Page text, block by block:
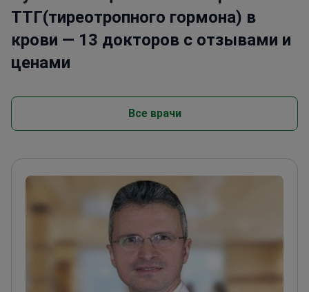
ТТГ(тиреотропного гормона) в
крови — 13 докторов с отзывами и
ценами
Все врачи